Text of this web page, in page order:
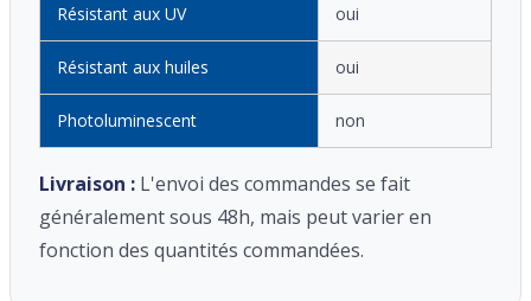
Résistant aux UV oui
Résistant aux huiles oui
Photoluminescent non
Livraison : L'envoi des commandes se fait
généralement sous 48h, mais peut varier en
fonction des quantités commandées.